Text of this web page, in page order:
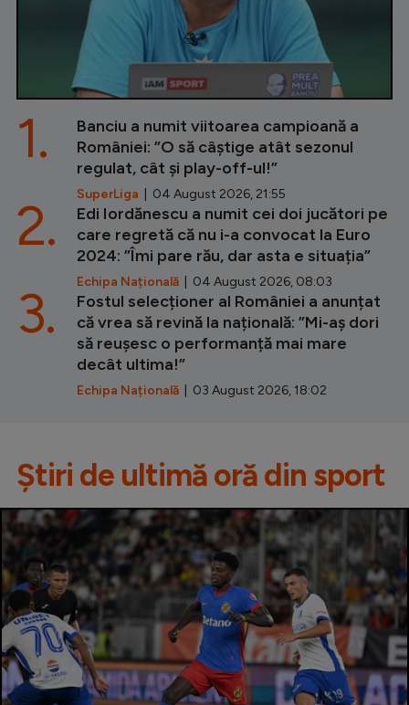
Banciu a numit viitoarea campioană a
României: ”O să câștige atât sezonul
regulat, cât și play-off-ul!”
SuperLiga | 04 August 2026, 21:55
1.
Edi Iordănescu a numit cei doi jucători pe
care regretă că nu i-a convocat la Euro
2024: ”Îmi pare rău, dar asta e situația”
Echipa Națională | 04 August 2026, 08:03
2.
Fostul selecționer al României a anunțat
că vrea să revină la națională: ”Mi-aș dori
să reușesc o performanță mai mare
decât ultima!”
Echipa Națională | 03 August 2026, 18:02
3.
Știri de ultimă oră din sport